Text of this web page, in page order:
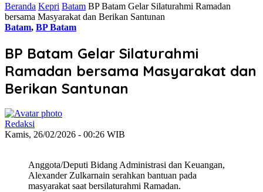
Beranda Kepri Batam BP Batam Gelar Silaturahmi Ramadan
bersama Masyarakat dan Berikan Santunan
Batam, BP Batam
BP Batam Gelar Silaturahmi
Ramadan bersama Masyarakat dan
Berikan Santunan
Redaksi
Kamis, 26/02/2026 - 00:26 WIB
Anggota/Deputi Bidang Administrasi dan Keuangan,
Alexander Zulkarnain serahkan bantuan pada
masyarakat saat bersilaturahmi Ramadan.